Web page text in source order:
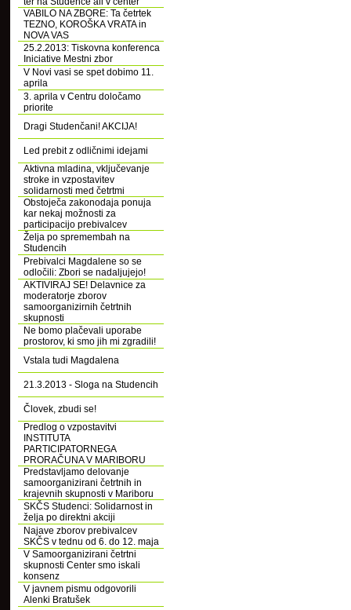
VABILO NA ZBORE: Ta četrtek
TEZNO, KOROŠKA VRATA in
NOVA VAS
25.2.2013: Tiskovna konferenca
Iniciative Mestni zbor
V Novi vasi se spet dobimo 11.
aprila
3. aprila v Centru določamo
priorite
Dragi Studenčani! AKCIJA!
Led prebit z odličnimi idejami
Aktivna mladina, vključevanje
stroke in vzpostavitev
solidarnosti med četrtmi
Obstoječa zakonodaja ponuja
kar nekaj možnosti za
participacijo prebivalcev
Želja po spremembah na
Studencih
Prebivalci Magdalene so se
odločili: Zbori se nadaljujejo!
AKTIVIRAJ SE! Delavnice za
moderatorje zborov
samoorganizirnih četrtnih
skupnosti
Ne bomo plačevali uporabe
prostorov, ki smo jih mi zgradili!
Vstala tudi Magdalena
21.3.2013 - Sloga na Studencih
Človek, zbudi se!
Predlog o vzpostavitvi
INSTITUTA
PARTICIPATORNEGA
PRORAČUNA V MARIBORU
Predstavljamo delovanje
samoorganizirani četrtnih in
krajevnih skupnosti v Mariboru
SKČS Studenci: Solidarnost in
želja po direktni akciji
Najave zborov prebivalcev
SKČS v tednu od 6. do 12. maja
V Samoorganizirani četrtni
skupnosti Center smo iskali
konsenz
V javnem pismu odgovorili
Alenki Bratušek